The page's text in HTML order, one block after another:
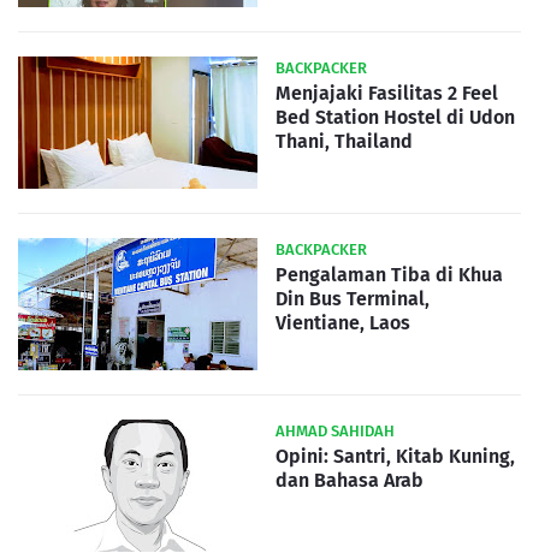
BACKPACKER
Menjajaki Fasilitas 2 Feel
Bed Station Hostel di Udon
Thani, Thailand
BACKPACKER
Pengalaman Tiba di Khua
Din Bus Terminal,
Vientiane, Laos
AHMAD SAHIDAH
Opini: Santri, Kitab Kuning,
dan Bahasa Arab